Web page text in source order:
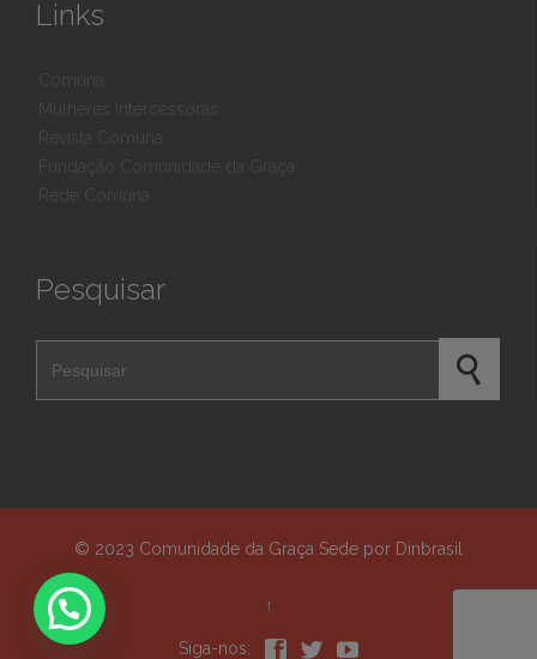
Links
Pesquisar
© 2023 Comunidade da Graça Sede por Dinbrasil
↑
Siga-nos:   